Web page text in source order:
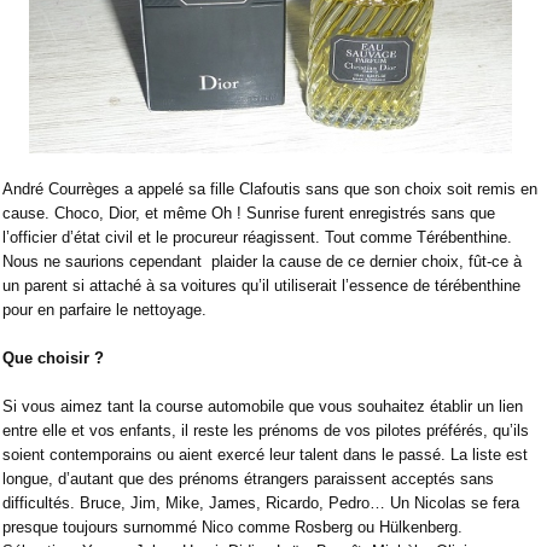
André Courrèges a appelé sa fille Clafoutis sans que son choix soit remis en
cause. Choco, Dior, et même Oh ! Sunrise furent enregistrés sans que
l’officier d’état civil et le procureur réagissent. Tout comme Térébenthine.
Nous ne saurions cependant plaider la cause de ce dernier choix, fût-ce à
un parent si attaché à sa voitures qu’il utiliserait l’essence de térébenthine
pour en parfaire le nettoyage.
Que choisir ?
Si vous aimez tant la course automobile que vous souhaitez établir un lien
entre elle et vos enfants, il reste les prénoms de vos pilotes préférés, qu’ils
soient contemporains ou aient exercé leur talent dans le passé. La liste est
longue, d’autant que des prénoms étrangers paraissent acceptés sans
difficultés. Bruce, Jim, Mike, James, Ricardo, Pedro… Un Nicolas se fera
presque toujours surnommé Nico comme Rosberg ou Hülkenberg.